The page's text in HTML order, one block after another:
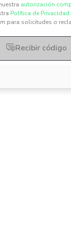
autorización
Política de Privacidad.
para solicitudes o
Recibir código